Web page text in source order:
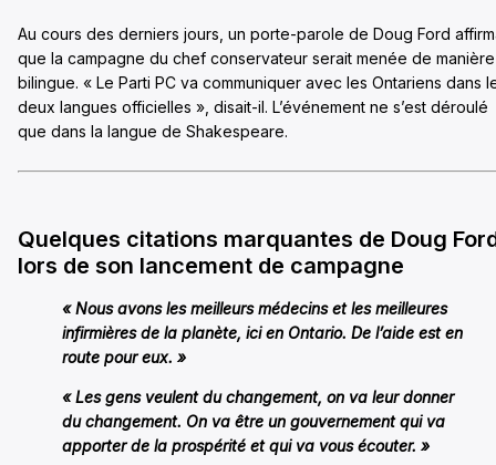
Au cours des derniers jours, un porte-parole de Doug Ford
que la campagne du chef conservateur serait menée de manière
bilingue. « Le Parti PC va communiquer avec les Ontariens dans
deux langues officielles », disait-il. L’événement ne s’est déroulé
que dans la langue de Shakespeare.
Quelques citations marquantes de Doug
lors de son lancement de campagne
« Nous avons les meilleurs médecins et les meilleures
infirmières de la planète, ici en Ontario. De l’aide est en
route pour eux. »
« Les gens veulent du changement, on va leur donner
du changement. On va être un gouvernement qui va
apporter de la prospérité et qui va vous écouter. »